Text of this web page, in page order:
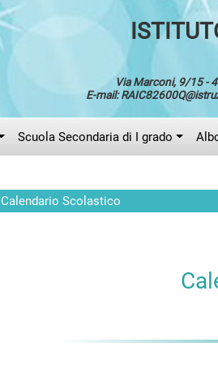
Via Marconi, 9/15 -
E-mail:
Scuola Secondaria di I grado
Calendario Scolastico